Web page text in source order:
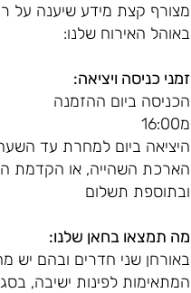
מצורף קצת מידע שיענה על
באוהל האירוח שלנו:
זמני כניסה ויציאה:
הכניסה ביום ההזמנה
מ16:00
היציאה ביום למחרת עד השעה
הארכת השהייה, או הקדמת
ובתוספת תשלום
מה תמצאו בחאן שלנו:
באורחן שני חדרים ובהם יש
המתאימות לפינות ישיבה,